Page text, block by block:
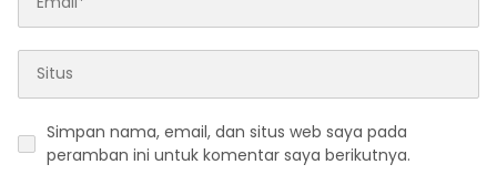
Simpan nama, email, dan situs web saya pada
peramban ini untuk komentar saya berikutnya.